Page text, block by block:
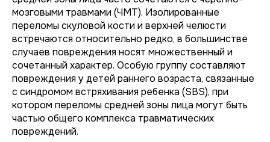
мозговыми травмами (ЧМТ). Изолированные
переломы скуловой кости и верхней челюсти
встречаются относительно редко, в большинстве
случаев повреждения носят множественный и
сочетанный характер. Особую группу составляют
повреждения у детей раннего возраста, связанные
с синдромом встряхивания ребенка (SBS), при
котором переломы средней зоны лица могут быть
частью общего комплекса травматических
повреждений.